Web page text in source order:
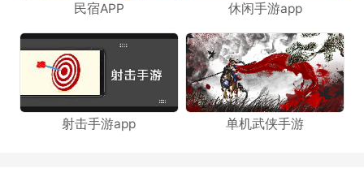
民宿APP 休闲手游app
射击手游app 单机武侠手游